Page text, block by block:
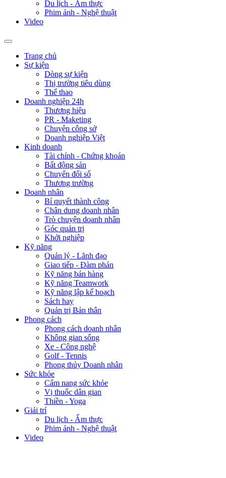
Du lịch - Ẩm thực
Phim ảnh - Nghệ thuật
Video
Trang chủ
Sự kiện
Dòng sự kiện
Thị trường tiêu dùng
Thể thao
Doanh nghiệp 24h
Thương hiệu
PR - Maketing
Chuyện công sở
Doanh nghiệp Việt
Kinh doanh
Tài chính - Chứng khoán
Bất động sản
Chuyển đổi số
Thương trường
Doanh nhân
Bí quyết thành công
Chân dung doanh nhân
Trò chuyện doanh nhân
Góc quản trị
Khởi nghiệp
Kỹ năng
Quản lý - Lãnh đạo
Giao tiếp - Đàm phán
Kỹ năng bán hàng
Kỹ năng Teamwork
Kỹ năng lập kế hoạch
Sách hay
Quản trị Bản thân
Phong cách
Phong cách doanh nhân
Không gian sống
Xe - Công nghệ
Golf - Tennis
Phong thủy Doanh nhân
Sức khỏe
Cẩm nang sức khỏe
Vị thuốc dân gian
Thiền - Yoga
Giải trí
Du lịch - Ẩm thực
Phim ảnh - Nghệ thuật
Video